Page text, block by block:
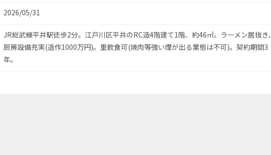
2026/05/31
JR総武線平井駅徒歩2分。江戸川区平井のRC造4階建て1階、約46㎡。ラーメン居抜き、
厨房設備充実(造作1000万円)。重飲食可(焼肉等強い煙が出る業態は不可)。契約期間3
年。